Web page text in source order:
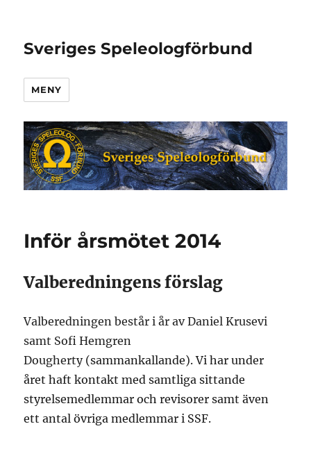
Sveriges Speleologförbund
MENY
Inför årsmötet 2014
Valberedningens förslag
Valberedningen består i år av Daniel Krusevi
samt Sofi Hemgren
Dougherty (sammankallande). Vi har under
året haft kontakt med samtliga sittande
styrelsemedlemmar och revisorer samt även
ett antal övriga medlemmar i SSF.